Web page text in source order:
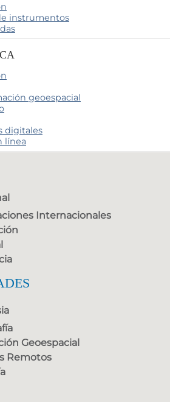
instrumentos
geoespacial
digitales
línea
Internacionales
Geoespacial
Remotos